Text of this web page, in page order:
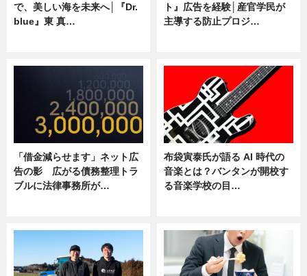
で、美しい海を未来へ│『Dr.
blue』東 真…
ト』広告を経験│産官学民が
主導する防止プロジ…
「借金減らせます」ネット広
告の影 広がる債務整理トラ
ブルに法律事務所が…
布袋寅泰氏が語る AI 時代の
音楽とは？バンタンが開校す
る音楽学校の目…